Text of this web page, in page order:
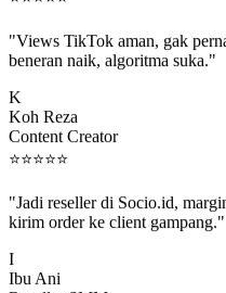
beneran naik, algoritma suka."
Koh Reza
Content Creator
⭐⭐⭐⭐⭐
kirim order ke client gampang."
Ibu Ani
Reseller SMM